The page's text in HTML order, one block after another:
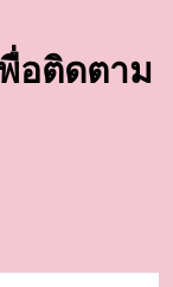
อติดตาม